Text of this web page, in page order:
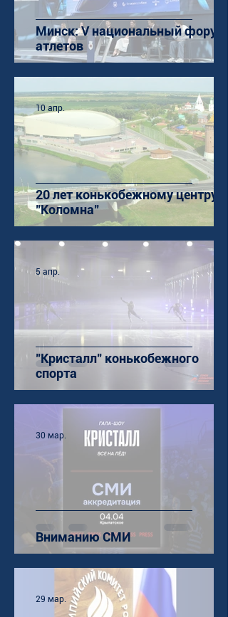
Минск: V национальный форум
атлетов
20 лет конькобежному центру
"Коломна"
10 апр.
"Кристалл" конькобежного
спорта
5 апр.
Вниманию СМИ
30 мар.
29 мар.